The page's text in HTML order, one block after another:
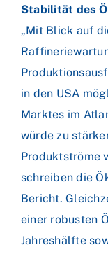
Stabilität des
„Mit Blick auf
in den USA
Marktes im
würde zu
Produktströme
schreiben die
Bericht.
einer robusten
Jahreshälfte